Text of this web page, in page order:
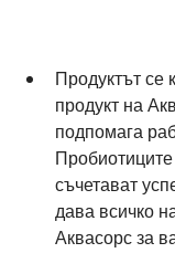
Продуктът се
продукт на
подпомага
съчетават
дава всичко
Аквасорс за